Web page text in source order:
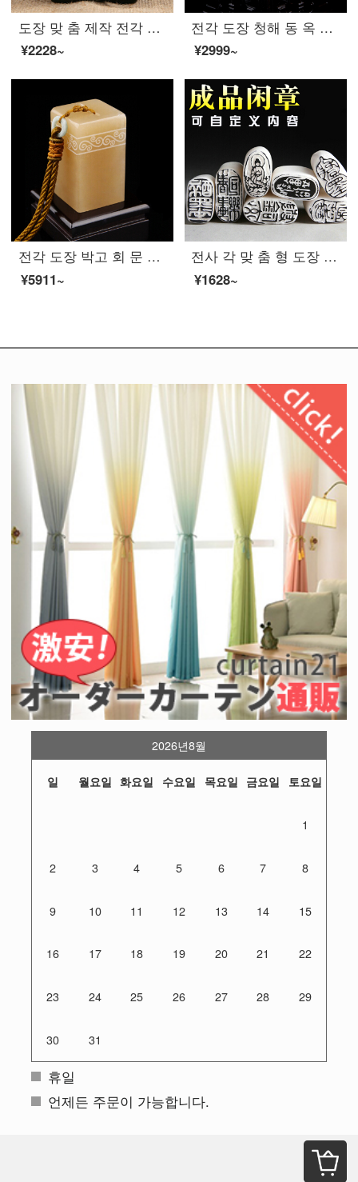
도장 맞 춤 제작 전각 동 옥 석 서 예 서 예 서 예 서 예 장서 장 성명 날인 여유 장 정제 수공 가방 새 김 수 형 도장
¥2228~
전각 도장 청해 동 옥 돌 족제 인장 소장 서화 서예장 이름 수 제 가방 각인
¥2999~
전각 도장 박고 회 문 봉 후 인 석 두 장 성명 소장 서 예 서화 한장 수공 가방 각인
¥5911~
전사 각 맞 춤 형 도장 완제품 도장 수공 각인 자 금석 전각 서 화 장서 성명 첫머리 날인
¥1628~
2026년8월
일 월요일 화요일 수요일 목요일 금요일 토요일
1
2 3 4 5 6 7 8
9 10 11 12 13 14 15
16 17 18 19 20 21 22
23 24 25 26 27 28 29
30 31
휴일
언제든 주문이 가능합니다.